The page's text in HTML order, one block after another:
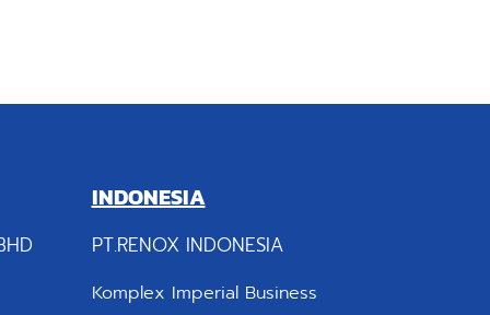
INDONESIA
PT.RENOX INDONESIA
Komplex Imperial Business